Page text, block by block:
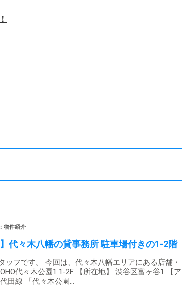
物件紹介
】代々木八幡の貸事務所 駐車場付きの1-2階
フです。 今回は、代々木八幡エリアにある店舗・
代々木公園1 1-2F 【所在地】 渋谷区富ヶ谷1 【ア
田線 「代々木公園…